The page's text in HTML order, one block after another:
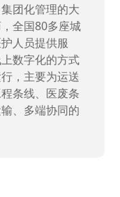
一。属于国家
中，存在大
要投入大量人
代码平台，解
整体的IT研发